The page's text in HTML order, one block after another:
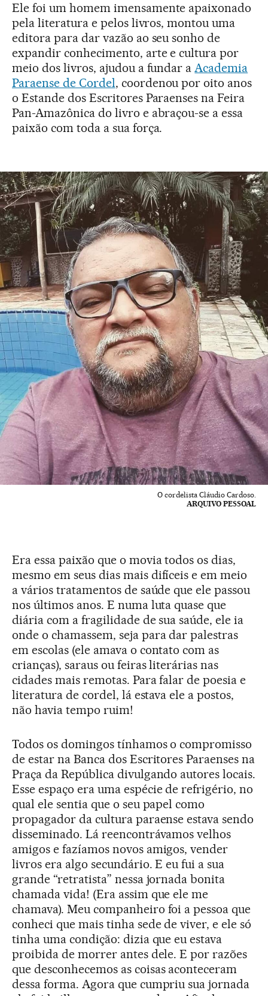
Ele foi um homem imensamente apaixonado
pela literatura e pelos livros, montou uma
editora para dar vazão ao seu sonho de
expandir conhecimento, arte e cultura por
meio dos livros, ajudou a fundar aAcademia
Paraense de Cordel, coordenou por oito anos
o Estande dos Escritores Paraenses na Feira
Pan-Amazônica do livro e abraçou-se a essa
paixão com toda a sua força.
O cordelista Cláudio Cardoso.
ARQUIVO PESSOAL
Era essa paixão que o movia todos os dias,
mesmo em seus dias mais difíceis e em meio
a vários tratamentos de saúde que ele passou
nos últimos anos. E numa luta quase que
diária com a fragilidade de sua saúde, ele ia
onde o chamassem, seja para dar palestras
em escolas (ele amava o contato com as
crianças), saraus ou feiras literárias nas
cidades mais remotas. Para falar de poesia e
literatura de cordel, lá estava ele a postos,
não havia tempo ruim!
Todos os domingos tínhamos o compromisso
de estar na Banca dos Escritores Paraenses na
Praça da República divulgando autores locais.
Esse espaço era uma espécie de refrigério, no
qual ele sentia que o seu papel como
propagador da cultura paraense estava sendo
disseminado. Lá reencontrávamos velhos
amigos e fazíamos novos amigos, vender
livros era algo secundário. E eu fui a sua
grande “retratista” nessa jornada bonita
chamada vida! (Era assim que ele me
chamava). Meu companheiro foi a pessoa que
conheci que mais tinha sede de viver, e ele só
tinha uma condição: dizia que eu estava
proibida de morrer antes dele. E por razões
que desconhecemos as coisas aconteceram
dessa forma. Agora que cumpriu sua jornada